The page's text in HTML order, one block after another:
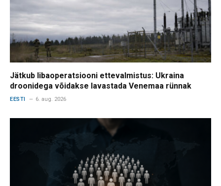
Jätkub libaoperatsiooni ettevalmistus: Ukraina
droonidega võidakse lavastada Venemaa rünnak
EESTI 6. aug. 2026